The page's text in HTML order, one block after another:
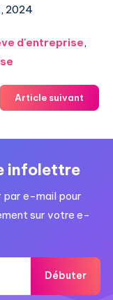
2024
d'entreprise,
Article suivant
infolettre
e-mail pour
sur votre e-
Débuter